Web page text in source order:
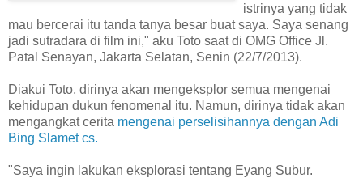
istrinya yang tidak
mau bercerai itu tanda tanya besar buat saya. Saya senang
jadi sutradara di film ini," aku Toto saat di OMG Office Jl.
Patal Senayan, Jakarta Selatan, Senin (22/7/2013).
Diakui Toto, dirinya akan mengeksplor semua mengenai
kehidupan dukun fenomenal itu. Namun, dirinya tidak akan
mengangkat cerita mengenai perselisihannya dengan Adi
Bing Slamet cs.
"Saya ingin lakukan eksplorasi tentang Eyang Subur.